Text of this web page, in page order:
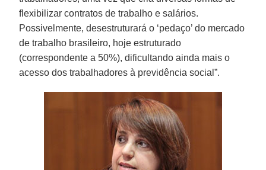
flexibilizar contratos de trabalho e salários.
Possivelmente, desestruturará o ‘pedaço’ do mercado
de trabalho brasileiro, hoje estruturado
(correspondente a 50%), dificultando ainda mais o
acesso dos trabalhadores à previdência social”.